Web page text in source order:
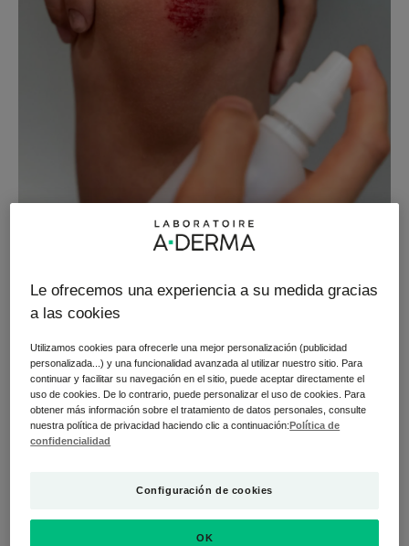
¿Cómo prevenir y tratar las
cicatrices?
Para prevenir y tratar las cicatrices, hay que actuar
desde el principio(3):
Limpia la herida inmediatamente
sin perfume para eliminar las impurezas y las bacterias.
Mantén la herida ligeramente húmedacon un apósito
para favorecer una rápida cicatrización y evitar la
Le ofrecemos una experiencia a su medida gracias
a las cookies
Utilizamos cookies para ofrecerle una mejor personalización (publicidad
personalizada...) y una funcionalidad avanzada al utilizar nuestro sitio. Para
continuar y facilitar su navegación en el sitio, puede aceptar directamente el
uso de cookies. De lo contrario, puede personalizar el uso de cookies. Para
obtener más información sobre el tratamiento de datos personales, consulte
nuestra política de privacidad haciendo clic a continuación:Política de
confidencialidad
Configuración de cookies
OK